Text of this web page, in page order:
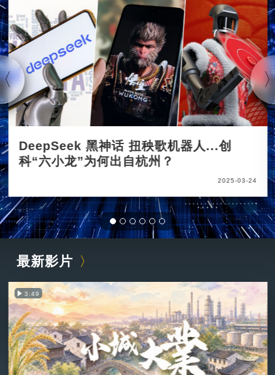
DeepSeek 黑神话 扭秧歌机器人...创
科“六小龙”为何出自杭州？
2025-03-24
最新影片
3:49